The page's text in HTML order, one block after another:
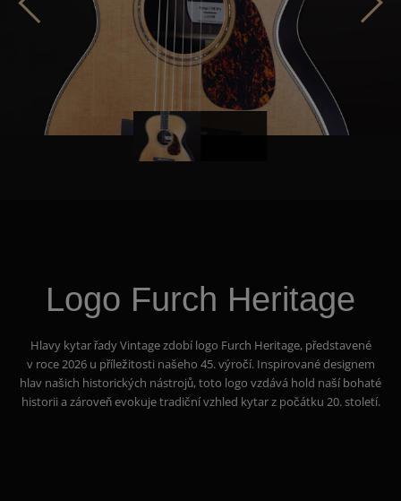
Logo Furch Heritage
Hlavy kytar řady Vintage zdobí logo Furch Heritage, představené
v roce 2026 u příležitosti našeho 45. výročí. Inspirované designem
hlav našich historických nástrojů, toto logo vzdává hold naší bohaté
historii a zároveň evokuje tradiční vzhled kytar z počátku 20. století.